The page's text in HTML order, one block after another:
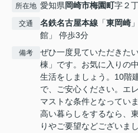
所在地 愛知県岡崎市梅園町字２
交通 名鉄名古屋本線 「東岡崎
館」 停歩3分
備考
ぜひ一度見ていただきた
棟」です。お気に入りの
生活をしましょう。10階
で、ご安心ください。エ
マストな条件となってい
高い暮らしをするなら、
りやご要望などございま